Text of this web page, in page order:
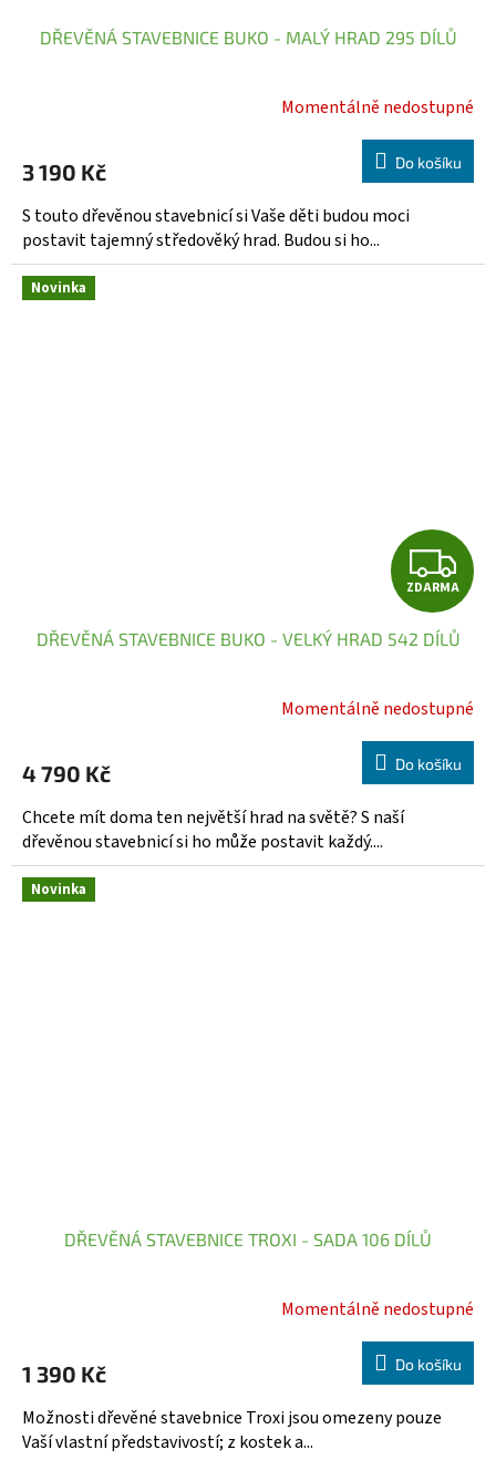
DŘEVĚNÁ STAVEBNICE BUKO - MALÝ HRAD 295 DÍLŮ
Momentálně nedostupné
3 190 Kč Do košíku
S touto dřevěnou stavebnicí si Vaše děti budou moci
postavit tajemný středověký hrad. Budou si ho...
Novinka
Z
D
A
R
M
A
ZDARMA
DŘEVĚNÁ STAVEBNICE BUKO - VELKÝ HRAD 542 DÍLŮ
Momentálně nedostupné
4 790 Kč Do košíku
Chcete mít doma ten největší hrad na světě? S naší
dřevěnou stavebnicí si ho může postavit každý....
Novinka
DŘEVĚNÁ STAVEBNICE TROXI - SADA 106 DÍLŮ
Momentálně nedostupné
1 390 Kč Do košíku
Možnosti dřevěné stavebnice Troxi jsou omezeny pouze
Vaší vlastní představivostí; z kostek a...